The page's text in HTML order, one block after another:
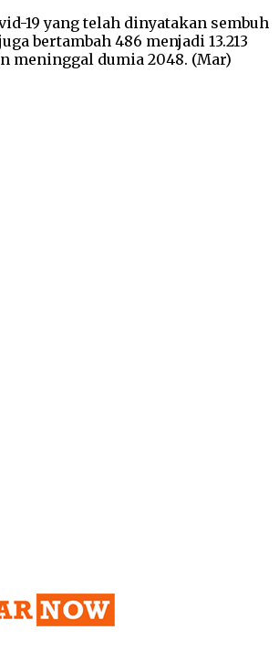
19 yang telah dinyatakan sembuh
bertambah 486 menjadi 13.213
meninggal dumia 2048. (Mar)